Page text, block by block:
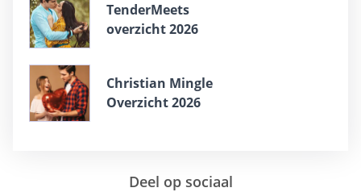
TenderMeets
overzicht 2026
Christian Mingle
Overzicht 2026
Deel op sociaal